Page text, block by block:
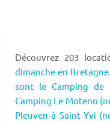
Découvrez 203
dimanche en Bretagne.
sont le Camping de
Camping Le Moteno
Pleuven à Saint Yvi